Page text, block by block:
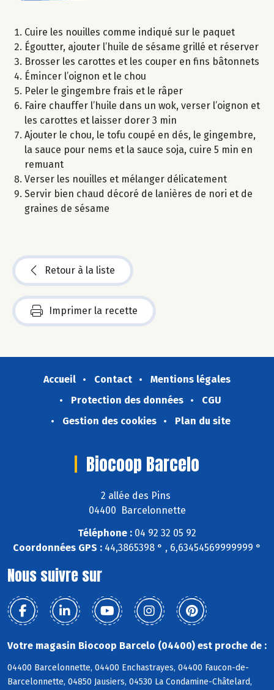
Cuire les nouilles comme indiqué sur le paquet
Égoutter, ajouter l’huile de sésame grillé et réserver
Brosser les carottes et les couper en fins bâtonnets
Émincer l’oignon et le chou
Peler le gingembre frais et le râper
Faire chauffer l’huile dans un wok, verser l’oignon et
les carottes et laisser dorer 3 min
Ajouter le chou, le tofu coupé en dés, le gingembre,
la sauce pour nems et la sauce soja, cuire 5 min en
remuant
Verser les nouilles et mélanger délicatement
Servir bien chaud décoré de lanières de nori et de
graines de sésame
Retour à la liste
Imprimer la recette
Accueil Contact
Mentions légales
Protection des données
CGU
Gestion des cookies
Plan du site
Biocoop Barcelo
2 allée des Pins
04400 Barcelonnette
Téléphone : 04 92 32 05 92
Coordonnées GPS : 44,3865398 ° , 6,63454569999999 °
Nous suivre sur
Votre magasin Biocoop Barcelo (04400) est proche de :
04400 Barcelonnette, 04400 Enchastrayes, 04400 Faucon-de-
Barcelonnette, 04850 Jausiers, 04530 La Condamine-Châtelard,